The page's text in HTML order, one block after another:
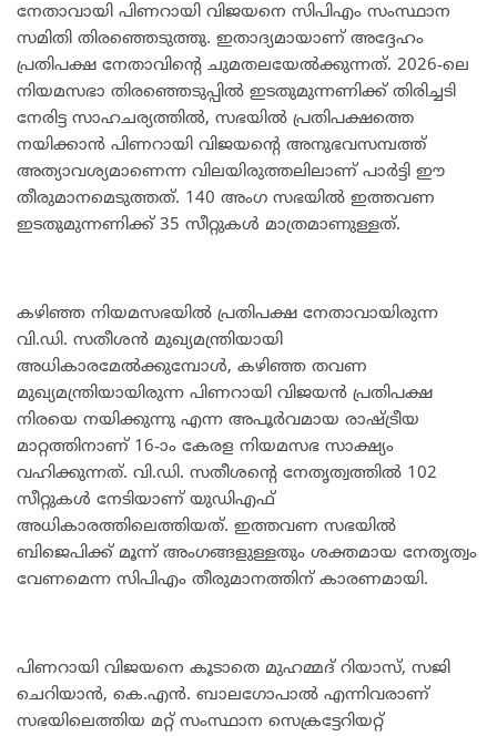
നേതാവായി പിണറായി വിജയനെ സിപിഎം സംസ്ഥാന
സമിതി തിരഞ്ഞെടുത്തു. ഇതാദ്യമായാണ് അദ്ദേഹം
പ്രതിപക്ഷ നേതാവിന്റെ ചുമതലയേൽക്കുന്നത്. 2026-ലെ
നിയമസഭാ തിരഞ്ഞെടുപ്പിൽ ഇടതുമുന്നണിക്ക് തിരിച്ചടി
നേരിട്ട സാഹചര്യത്തിൽ, സഭയിൽ പ്രതിപക്ഷത്തെ
നയിക്കാൻ പിണറായി വിജയന്റെ അനുഭവസമ്പത്ത്
അത്യാവശ്യമാണെന്ന വിലയിരുത്തലിലാണ് പാർട്ടി ഈ
തീരുമാനമെടുത്തത്. 140 അംഗ സഭയിൽ ഇത്തവണ
ഇടതുമുന്നണിക്ക് 35 സീറ്റുകൾ മാത്രമാണുള്ളത്.
​കഴിഞ്ഞ നിയമസഭയിൽ പ്രതിപക്ഷ നേതാവായിരുന്ന
വി.ഡി. സതീശൻ മുഖ്യമന്ത്രിയായി
അധികാരമേൽക്കുമ്പോൾ, കഴിഞ്ഞ തവണ
മുഖ്യമന്ത്രിയായിരുന്ന പിണറായി വിജയൻ പ്രതിപക്ഷ
നിരയെ നയിക്കുന്നു എന്ന അപൂർവമായ രാഷ്ട്രീയ
മാറ്റത്തിനാണ് 16-ാം കേരള നിയമസഭ സാക്ഷ്യം
വഹിക്കുന്നത്. വി.ഡി. സതീശന്റെ നേതൃത്വത്തിൽ 102
സീറ്റുകൾ നേടിയാണ് യുഡിഎഫ്
അധികാരത്തിലെത്തിയത്. ഇത്തവണ സഭയിൽ
ബിജെപിക്ക് മൂന്ന് അംഗങ്ങളുള്ളതും ശക്തമായ നേതൃത്വം
വേണമെന്ന സിപിഎം തീരുമാനത്തിന് കാരണമായി.
​പിണറായി വിജയനെ കൂടാതെ മുഹമ്മദ് റിയാസ്, സജി
ചെറിയാൻ, കെ.എൻ. ബാലഗോപാൽ എന്നിവരാണ്
സഭയിലെത്തിയ മറ്റ് സംസ്ഥാന സെക്രട്ടേറിയറ്റ്